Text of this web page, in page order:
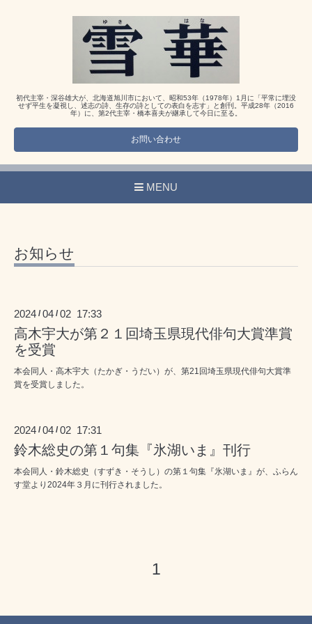
初代主宰・深谷雄大が、北海道旭川市において、昭和53年（1978年）1月に「平常に埋没
せず平生を凝視し、述志の詩、生存の詩としての表白を志す」と創刊。平成28年（2016
年）に、第2代主宰・橋本喜夫が継承して今日に至る。
お問い合わせ
MENU
お知らせ
2024 /04 /02 17:33
高木宇大が第２１回埼玉県現代俳句大賞準賞
を受賞
本会同人・高木宇大（たかぎ・うだい）が、第21回埼玉県現代俳句大賞準
賞を受賞しました。
2024 /04 /02 17:31
鈴木総史の第１句集『氷湖いま』刊行
本会同人・鈴木総史（すずき・そうし）の第１句集『氷湖いま』が、ふらん
す堂より2024年３月に刊行されました。
1